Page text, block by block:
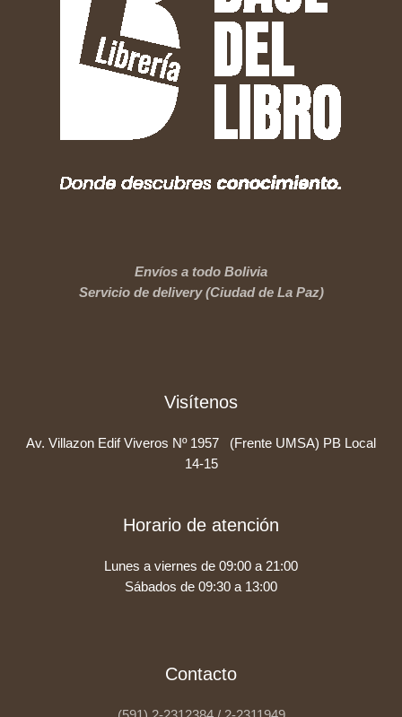
Envíos a todo Bolivia
Servicio de delivery (Ciudad de La Paz)
Visítenos
Av. Villazon Edif Viveros Nº 1957 (Frente UMSA) PB Local
14-15
Horario de atención
Lunes a viernes de 09:00 a 21:00
Sábados de 09:30 a 13:00
Contacto